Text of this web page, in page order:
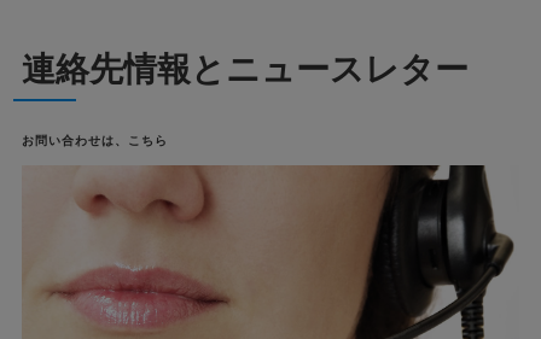
連絡先情報とニュースレター
お問い合わせは、こちら